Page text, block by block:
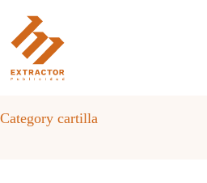
content
Category cartilla